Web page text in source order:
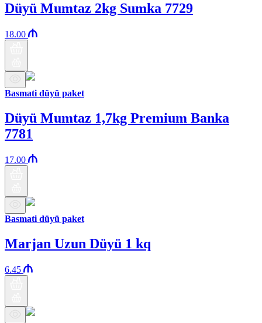
Düyü Mumtaz 2kg Sumka 7729
18.00
Basmati düyü paket
Düyü Mumtaz 1,7kg Premium Banka
7781
17.00
Basmati düyü paket
Marjan Uzun Düyü 1 kq
6.45